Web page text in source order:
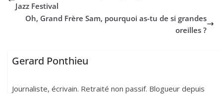
Jazz Festival
Oh, Grand Frère Sam, pourquoi as-tu de si grandes
oreilles ?
Gerard Ponthieu
Journaliste, écrivain. Retraité non passif. Blogueur depuis